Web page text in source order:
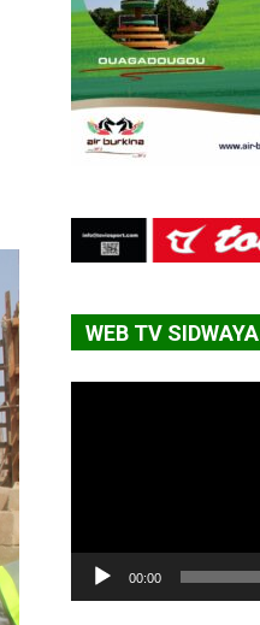
WEB TV SIDWAYA
00:00